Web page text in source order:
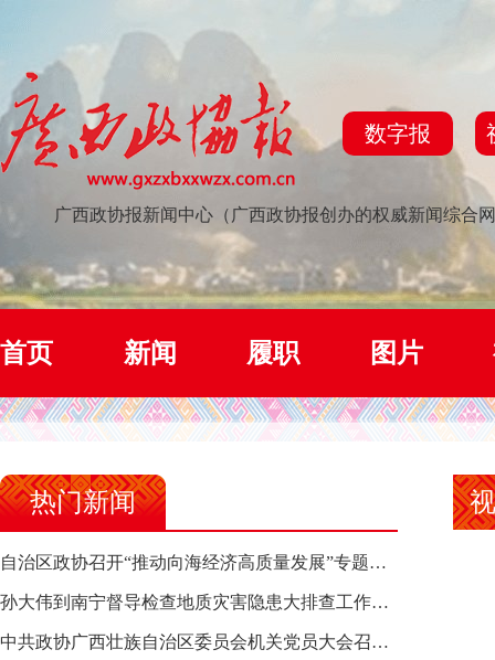
数字报
广西政协报新闻中心（广西政协报创办的权威新闻综合
首页 新闻 履职 图片
热门新闻
自治区政协召开“推动向海经济高质量发展”专题调研座谈会 钱学明出席并讲话
孙大伟到南宁督导检查地质灾害隐患大排查工作时强调 筑牢地质灾害安全防线 全力保障人民群众生命财产安全
中共政协广西壮族自治区委员会机关党员大会召开 选举产生新一届机关党委、机关纪委